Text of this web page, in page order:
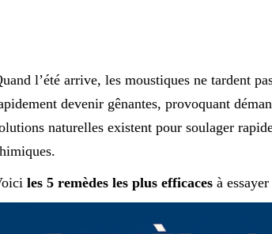
l’été arrive, les moustiques ne tardent
devenir gênantes, provoquant
naturelles existent pour soulager
les 5 remèdes les plus efficacesà